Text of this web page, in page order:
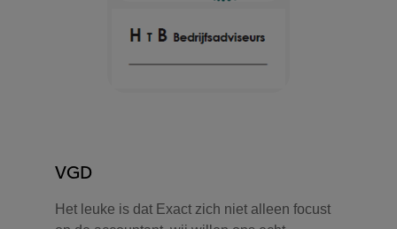
VGD
Het leuke is dat Exact zich niet alleen focust